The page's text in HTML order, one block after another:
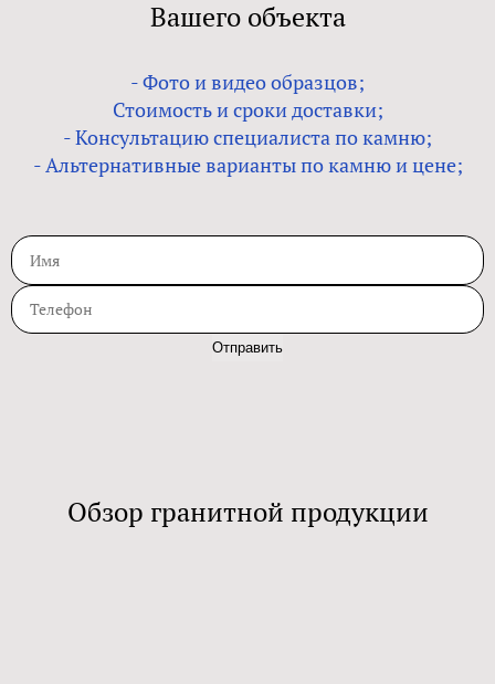
Вашего объекта
- Фото и видео образцов;
Стоимость и сроки доставки;
- Консультацию специалиста по камню;
- Альтернативные варианты по камню и цене;
Отправить
Обзор гранитной продукции